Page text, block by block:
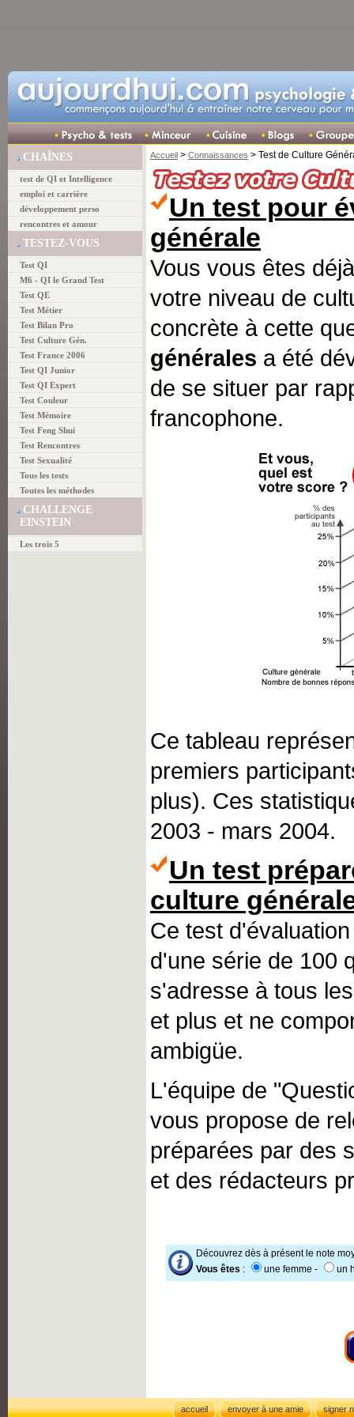
CHAÎNES
test de QI et Intelligence
emploi et carrière
développement perso
rencontres et amour
TESTEZ-VOUS
Test QI
M6 - QI le Grand Test
Test QE
Test Métier
Test Bilan Pro
Test Culture Gén.
Test France 2006
Test QI Junior
Test QI Expert
Test Couleur
Test Mémoire
Test Feng Shui
Test Rencontres
Test Sexualité
Tous les tests
Toutes les méthodes
CHALLENGE
EINSTEIN
Les trois 5
Accueil > Connaissances > Test de Culture
Un test pour
générale
Vous vous êtes
votre niveau de
concrète à cette
générales a été
de se situer par
francophone.
Ce tableau
premiers
plus). Ces
2003 - mars 2004.
Un test
culture
Ce test
d'une série de 100
s'adresse à tous
et plus et ne
ambigüe.
L'équipe de
vous propose de
préparées par des
et des rédacteurs
Découvrez dès à présent le note
Vous êtes : une femme - un
accueil envoyer à une amie signer